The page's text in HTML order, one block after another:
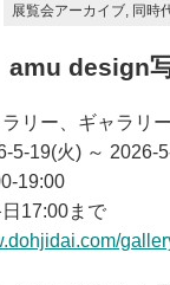
展覧会アーカイブ, 同時
design
リー、ギャラリ
5-19(火) ～ 2026-
19:00
17:00まで